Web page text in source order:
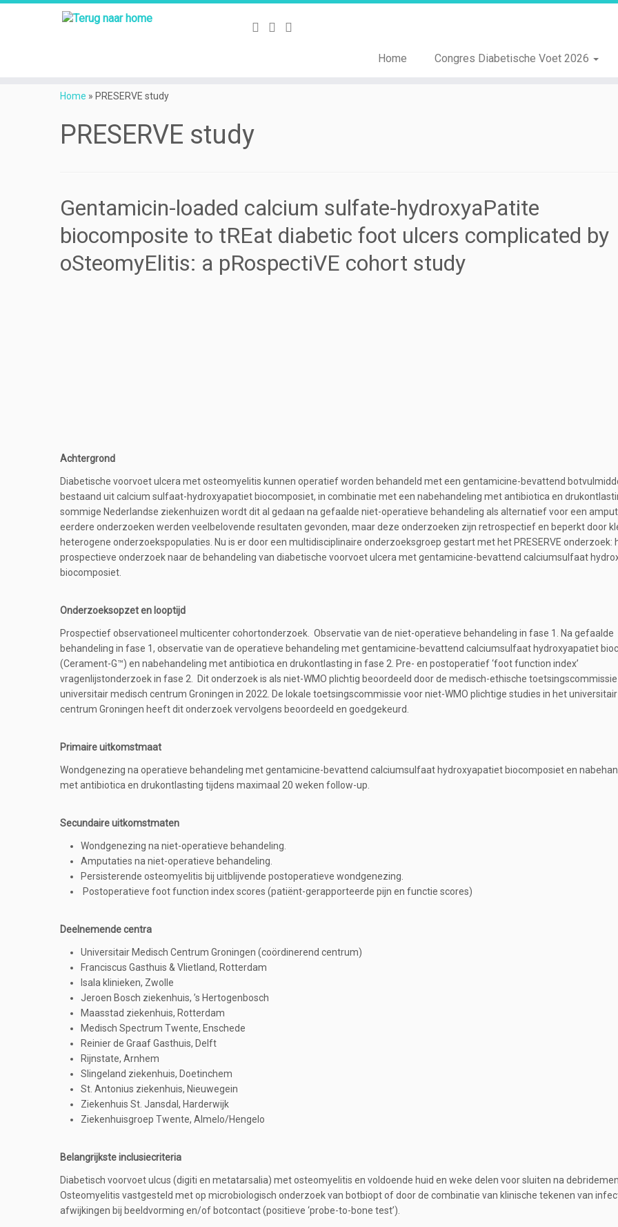
Home Congres Diabetische Voet 2026
Home » PRESERVE study
PRESERVE study
Gentamicin-loaded calcium sulfate-hydroxyaPatite
biocomposite to tREat diabetic foot ulcers complicated by
oSteomyElitis: a pRospectiVE cohort study
Achtergrond
Diabetische voorvoet ulcera met osteomyelitis kunnen operatief worden behandeld met een gentamicine-bevattend
bestaand uit calcium sulfaat-hydroxyapatiet biocomposiet, in combinatie met een nabehandeling met antibiotica en
sommige Nederlandse ziekenhuizen wordt dit al gedaan na gefaalde niet-operatieve behandeling als alternatief voor een
eerdere onderzoeken werden veelbelovende resultaten gevonden, maar deze onderzoeken zijn retrospectief en beperkt door
heterogene onderzoekspopulaties. Nu is er door een multidisciplinaire onderzoeksgroep gestart met het PRESERVE onderzoek:
prospectieve onderzoek naar de behandeling van diabetische voorvoet ulcera met gentamicine-bevattend calciumsulfaat
biocomposiet.
Onderzoeksopzet en looptijd
Prospectief observationeel multicenter cohortonderzoek. Observatie van de niet-operatieve behandeling in fase 1. Na gefaalde
behandeling in fase 1, observatie van de operatieve behandeling met gentamicine-bevattend calciumsulfaat hydroxyapatiet
(Cerament-G™) en nabehandeling met antibiotica en drukontlasting in fase 2. Pre- en postoperatief ‘foot function index’
vragenlijstonderzoek in fase 2. Dit onderzoek is als niet-WMO plichtig beoordeeld door de medisch-ethische
universitair medisch centrum Groningen in 2022. De lokale toetsingscommissie voor niet-WMO plichtige studies in het
centrum Groningen heeft dit onderzoek vervolgens beoordeeld en goedgekeurd.
Primaire uitkomstmaat
Wondgenezing na operatieve behandeling met gentamicine-bevattend calciumsulfaat hydroxyapatiet biocomposiet en
met antibiotica en drukontlasting tijdens maximaal 20 weken follow-up.
Secundaire uitkomstmaten
Wondgenezing na niet-operatieve behandeling.
Amputaties na niet-operatieve behandeling.
Persisterende osteomyelitis bij uitblijvende postoperatieve wondgenezing.
Postoperatieve foot function index scores (patiënt-gerapporteerde pijn en functie scores)
Deelnemende centra
Universitair Medisch Centrum Groningen (coördinerend centrum)
Franciscus Gasthuis & Vlietland, Rotterdam
Isala klinieken, Zwolle
Jeroen Bosch ziekenhuis, ’s Hertogenbosch
Maasstad ziekenhuis, Rotterdam
Medisch Spectrum Twente, Enschede
Reinier de Graaf Gasthuis, Delft
Rijnstate, Arnhem
Slingeland ziekenhuis, Doetinchem
St. Antonius ziekenhuis, Nieuwegein
Ziekenhuis St. Jansdal, Harderwijk
Ziekenhuisgroep Twente, Almelo/Hengelo
Belangrijkste inclusiecriteria
Diabetisch voorvoet ulcus (digiti en metatarsalia) met osteomyelitis en voldoende huid en weke delen voor sluiten na
Osteomyelitis vastgesteld met op microbiologisch onderzoek van botbiopt of door de combinatie van klinische tekenen van
afwijkingen bij beeldvorming en/of botcontact (positieve ‘probe-to-bone test’).